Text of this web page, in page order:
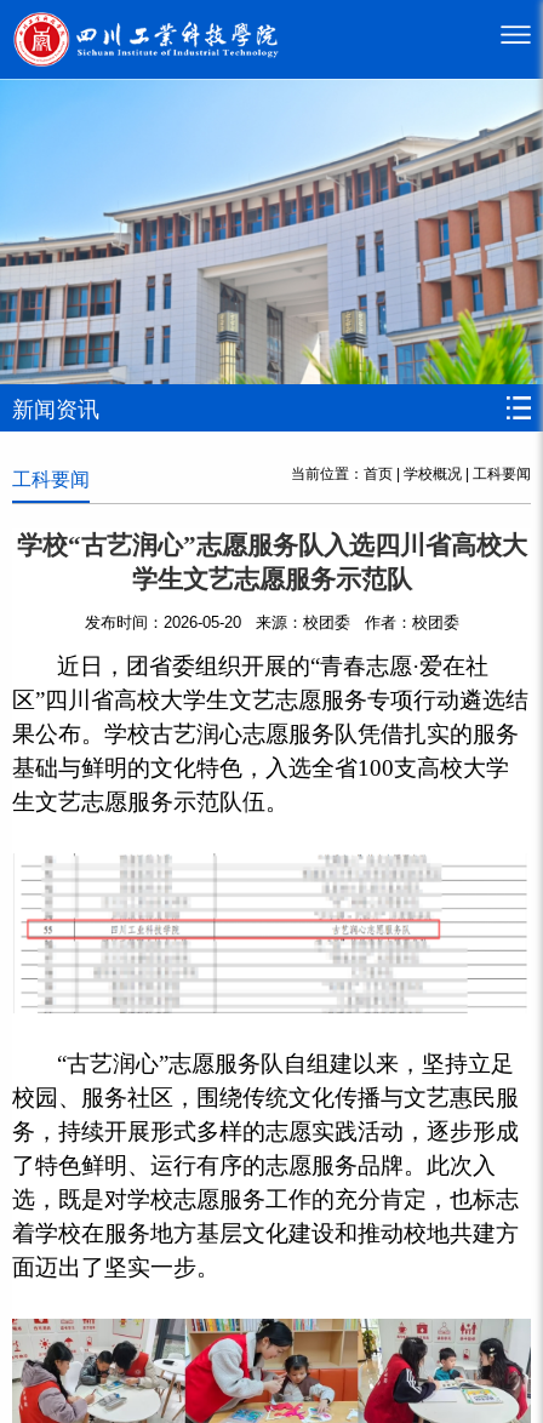
新闻资讯
工科要闻 当前位置： 首页 | 学校概况 | 工科要闻
学校“古艺润心”志愿服务队入选四川省高校大
学生文艺志愿服务示范队
发布时间：2026-05-20 来源：校团委 作者：校团委
近日，团省委组织开展的“青春志愿·爱在社
区”四川省高校大学生文艺志愿服务专项行动遴选结
果公布。学校古艺润心志愿服务队凭借扎实的服务
基础与鲜明的文化特色，入选全省100支高校大学
生文艺志愿服务示范队伍。
“古艺润心”志愿服务队自组建以来，坚持立足
校园、服务社区，围绕传统文化传播与文艺惠民服
务，持续开展形式多样的志愿实践活动，逐步形成
了特色鲜明、运行有序的志愿服务品牌。此次入
选，既是对学校志愿服务工作的充分肯定，也标志
着学校在服务地方基层文化建设和推动校地共建方
面迈出了坚实一步。